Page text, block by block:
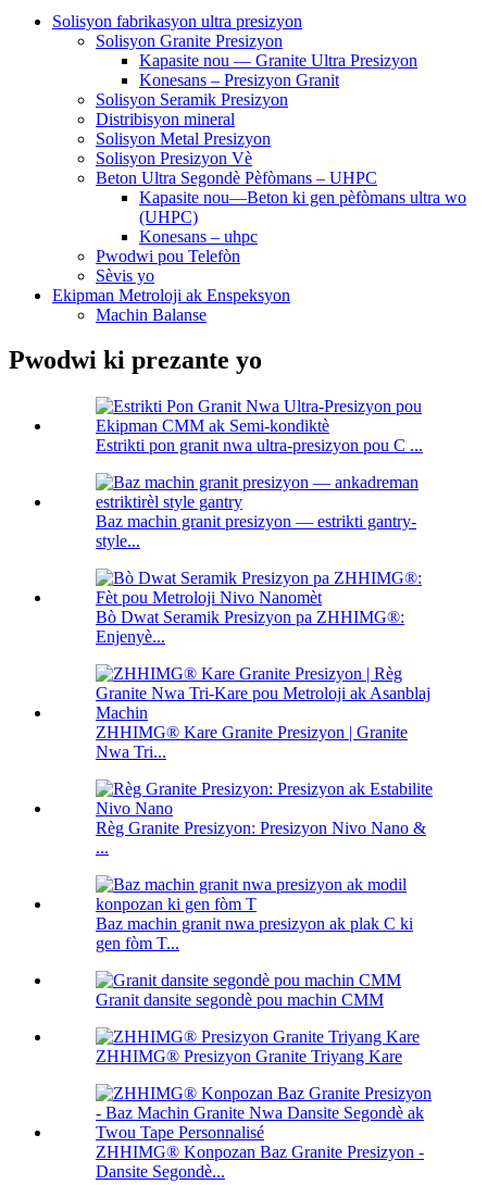
Solisyon fabrikasyon ultra presizyon
Solisyon Granite Presizyon
Kapasite nou — Granite Ultra Presizyon
Konesans – Presizyon Granit
Solisyon Seramik Presizyon
Distribisyon mineral
Solisyon Metal Presizyon
Solisyon Presizyon Vè
Beton Ultra Segondè Pèfòmans – UHPC
Kapasite nou—Beton ki gen pèfòmans ultra wo
(UHPC)
Konesans – uhpc
Pwodwi pou Telefòn
Sèvis yo
Ekipman Metroloji ak Enspeksyon
Machin Balanse
Pwodwi ki prezante yo
Estrikti pon granit nwa ultra-presizyon pou C ...
Baz machin granit presizyon — estrikti gantry-
style...
Bò Dwat Seramik Presizyon pa ZHHIMG®:
Enjenyè...
ZHHIMG® Kare Granite Presizyon | Granite
Nwa Tri...
Règ Granite Presizyon: Presizyon Nivo Nano &
...
Baz machin granit nwa presizyon ak plak C ki
gen fòm T...
Granit dansite segondè pou machin CMM
ZHHIMG® Presizyon Granite Triyang Kare
ZHHIMG® Konpozan Baz Granite Presizyon -
Dansite Segondè...